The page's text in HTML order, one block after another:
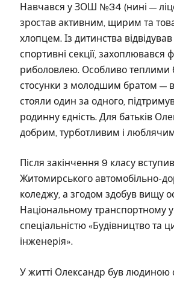
Навчався у ЗОШ №34 (нині —
зростав активним, щирим та
хлопцем. Із дитинства відвідував
спортивні секції, захоплювався
риболовлею. Особливо теплими
стосунки з молодшим братом —
стояли один за одного,
родинну єдність. Для батьків
добрим, турботливим і
Після закінчення 9 класу
Житомирського автомобільно-
коледжу, а згодом здобув вищу
Національному транспортному
спеціальністю «Будівництво та
інженерія».
У житті Олександр був людиною